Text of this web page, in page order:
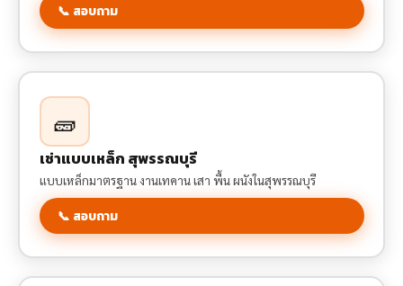
📞 สอบถาม
🧱
เช่าแบบเหล็ก สุพรรณบุรี
แบบเหล็กมาตรฐาน งานเทคาน เสา พื้น ผนังในสุพรรณบุรี
📞 สอบถาม